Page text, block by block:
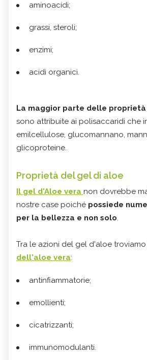
aminoacidi;
grassi, steroli;
enzimi;
acidi organici.
La maggior parte delle
sono attribuite ai polisaccaridi che
emilcellulose, glucomannano,
glicoproteine.
Proprietà del gel di aloe
Il gel d'Aloe vera non dovrebbe
nostre case poiché possiede
per la bellezza e non solo.
Tra le azioni del gel d'aloe
dell'aloe vera:
antinfiammatorie;
emollienti;
cicatrizzanti;
immunomodulanti.